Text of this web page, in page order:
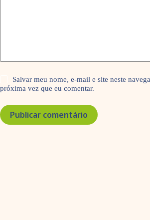
Salvar meu nome, e-mail e site neste
próxima vez que eu comentar.
Publicar comentário